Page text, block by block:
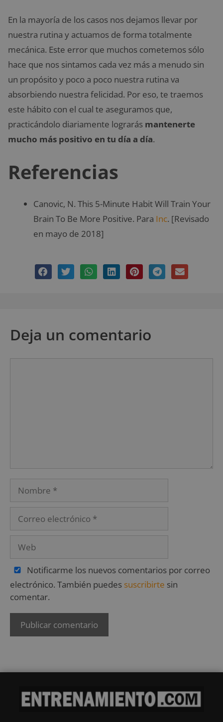
En la mayoría de los casos nos dejamos llevar por
nuestra rutina y actuamos de forma totalmente
mecánica. Este error que muchos cometemos sólo
hace que nos sintamos cada vez más a menudo sin
un propósito y poco a poco nuestra rutina va
absorbiendo nuestra felicidad. Por eso, te traemos
este hábito con el cual te aseguramos que,
practicándolo diariamente lograrás mantenerte
mucho más positivo en tu día a día.
Referencias
Canovic, N. This 5-Minute Habit Will Train Your
Brain To Be More Positive. Para Inc. [Revisado
en mayo de 2018]
Deja un comentario
Notificarme los nuevos comentarios por correo
electrónico. También puedes suscribirte sin
comentar.